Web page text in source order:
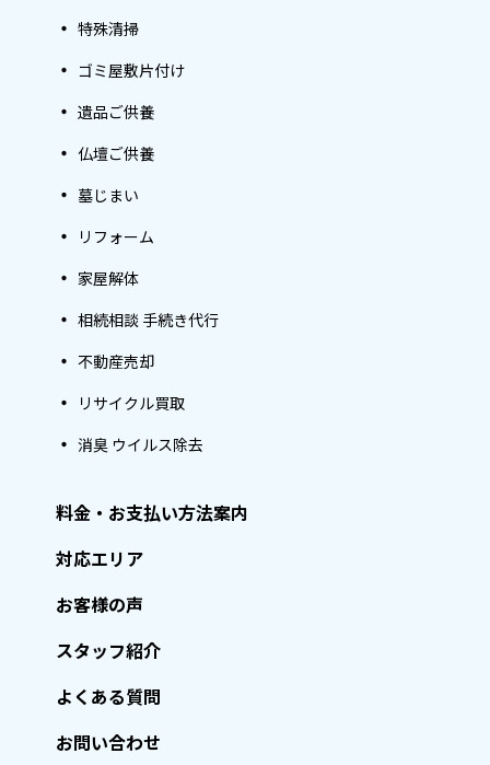
特殊清掃
ゴミ屋敷片付け
遺品ご供養
仏壇ご供養
墓じまい
リフォーム
家屋解体
相続相談 手続き代行
不動産売却
リサイクル買取
消臭 ウイルス除去
料金・お支払い方法案内
対応エリア
お客様の声
スタッフ紹介
よくある質問
お問い合わせ